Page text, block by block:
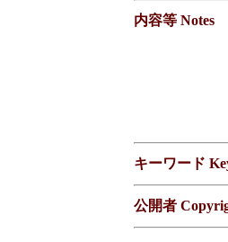
内容等 Notes
キーワード
公開者